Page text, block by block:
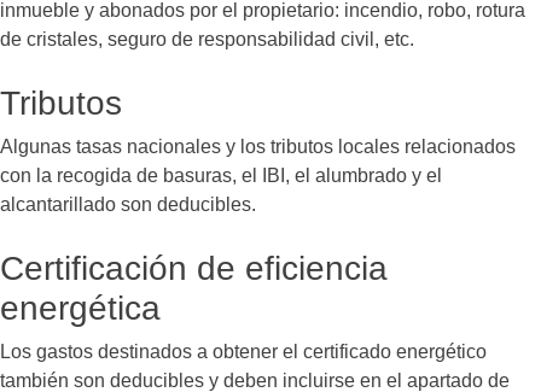
inmueble y abonados por el propietario: incendio, robo, rotura
de cristales, seguro de responsabilidad civil, etc.
Tributos
Algunas tasas nacionales y los tributos locales relacionados
con la recogida de basuras, el IBI, el alumbrado y el
alcantarillado son deducibles.
Certificación de eficiencia
energética
Los gastos destinados a obtener el certificado energético
también son deducibles y deben incluirse en el apartado de